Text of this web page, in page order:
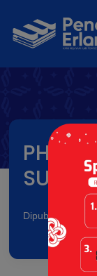
Dipublikasikan